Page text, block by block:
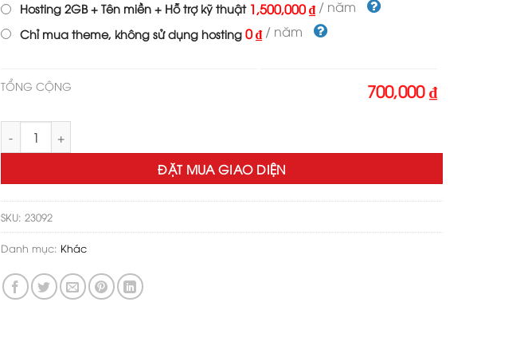
Hosting 2GB + Tên miền + Hỗ trợ kỹ thuật 1,500,000 ₫ / năm
Chỉ mua theme, không sử dụng hosting 0 ₫ / năm
TỔNG CỘNG 700,000 ₫
Theme wordpress bán đèn led số lượng
ĐẶT MUA GIAO DIỆN
SKU: 23092
Danh mục: Khác